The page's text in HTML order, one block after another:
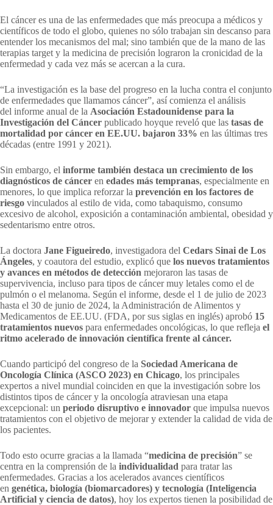
El cáncer es una de las enfermedades que más preocupa a médicos y
científicos de todo el globo, quienes no sólo trabajan sin descanso para
entender los mecanismos del mal; sino también que de la mano de las
terapias target y la medicina de precisión lograron la cronicidad de la
enfermedad y cada vez más se acercan a la cura.
“La investigación es la base del progreso en la lucha contra el conjunto
de enfermedades que llamamos cáncer”, así comienza el análisis
del informe anual de la Asociación Estadounidense para la
Investigación del Cáncer publicado hoyque reveló que las tasas de
mortalidad por cáncer en EE.UU. bajaron 33% en las últimas tres
décadas (entre 1991 y 2021).
Sin embargo, el informe también destaca un crecimiento de los
diagnósticos de cáncer en edades más tempranas, especialmente en
menores, lo que implica reforzar la prevención en los factores de
riesgo vinculados al estilo de vida, como tabaquismo, consumo
excesivo de alcohol, exposición a contaminación ambiental, obesidad y
sedentarismo entre otros.
La doctora Jane Figueiredo, investigadora del Cedars Sinai de Los
Ángeles, y coautora del estudio, explicó que los nuevos tratamientos
y avances en métodos de detección mejoraron las tasas de
supervivencia, incluso para tipos de cáncer muy letales como el de
pulmón o el melanoma. Según el informe, desde el 1 de julio de 2023
hasta el 30 de junio de 2024, la Administración de Alimentos y
Medicamentos de EE.UU. (FDA, por sus siglas en inglés) aprobó 15
tratamientos nuevos para enfermedades oncológicas, lo que refleja el
ritmo acelerado de innovación científica frente al cáncer.
Cuando participó del congreso de la Sociedad Americana de
Oncología Clínica (ASCO 2023) en Chicago, los principales
expertos a nivel mundial coinciden en que la investigación sobre los
distintos tipos de cáncer y la oncología atraviesan una etapa
excepcional: un periodo disruptivo e innovador que impulsa nuevos
tratamientos con el objetivo de mejorar y extender la calidad de vida de
los pacientes.
Todo esto ocurre gracias a la llamada “medicina de precisión” se
centra en la comprensión de la individualidad para tratar las
enfermedades. Gracias a los acelerados avances científicos
en genética, biología (biomarcadores) y tecnología (Inteligencia
Artificial y ciencia de datos), hoy los expertos tienen la posibilidad de